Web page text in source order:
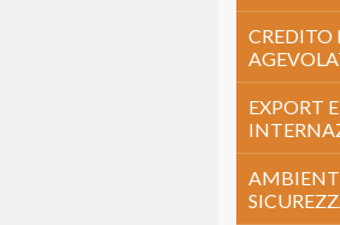
CREDITO
EXPORT E